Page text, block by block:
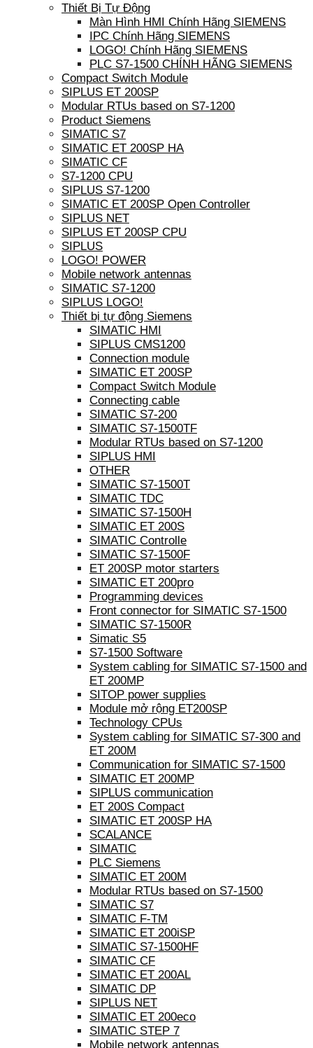
Thiết Bị Tự Động
Màn Hình HMI Chính Hãng SIEMENS
IPC Chính Hãng SIEMENS
LOGO! Chính Hãng SIEMENS
PLC S7-1500 CHÍNH HÃNG SIEMENS
Compact Switch Module
SIPLUS ET 200SP
Modular RTUs based on S7-1200
Product Siemens
SIMATIC S7
SIMATIC ET 200SP HA
SIMATIC CF
S7-1200 CPU
SIPLUS S7-1200
SIMATIC ET 200SP Open Controller
SIPLUS NET
SIPLUS ET 200SP CPU
SIPLUS
LOGO! POWER
Mobile network antennas
SIMATIC S7-1200
SIPLUS LOGO!
Thiết bị tự động Siemens
SIMATIC HMI
SIPLUS CMS1200
Connection module
SIMATIC ET 200SP
Compact Switch Module
Connecting cable
SIMATIC S7-200
SIMATIC S7-1500TF
Modular RTUs based on S7-1200
SIPLUS HMI
OTHER
SIMATIC S7-1500T
SIMATIC TDC
SIMATIC S7-1500H
SIMATIC ET 200S
SIMATIC Controlle
SIMATIC S7-1500F
ET 200SP motor starters
SIMATIC ET 200pro
Programming devices
Front connector for SIMATIC S7-1500
SIMATIC S7-1500R
Simatic S5
S7-1500 Software
System cabling for SIMATIC S7-1500 and
ET 200MP
SITOP power supplies
Module mở rộng ET200SP
Technology CPUs
System cabling for SIMATIC S7-300 and
ET 200M
Communication for SIMATIC S7-1500
SIMATIC ET 200MP
SIPLUS communication
ET 200S Compact
SIMATIC ET 200SP HA
SCALANCE
SIMATIC
PLC Siemens
SIMATIC ET 200M
Modular RTUs based on S7-1500
SIMATIC S7
SIMATIC F-TM
SIMATIC ET 200iSP
SIMATIC S7-1500HF
SIMATIC CF
SIMATIC ET 200AL
SIMATIC DP
SIPLUS NET
SIMATIC ET 200eco
SIMATIC STEP 7
Mobile network antennas